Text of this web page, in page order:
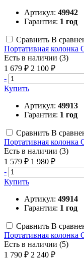
Артикул: 49942
Гарантия: 1 год
Сравнить В
Портативная колонка
Есть в наличии (3)
1 679 ₽ 2 100 ₽
-
Купить
Артикул: 49913
Гарантия: 1 год
Сравнить В
Портативная колонка
Есть в наличии (3)
1 579 ₽ 1 980 ₽
-
Купить
Артикул: 49914
Гарантия: 1 год
Сравнить В
Портативная колонка
Есть в наличии (5)
1 790 ₽ 2 240 ₽